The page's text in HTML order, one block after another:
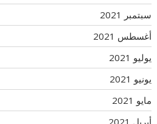
سبتمبر 2021
أغسطس 2021
يوليو 2021
يونيو 2021
مايو 2021
أبريل 2021